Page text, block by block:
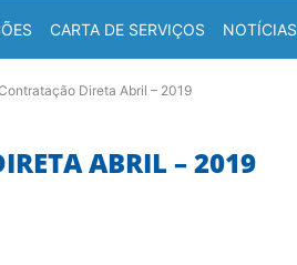
CARTA DE SERVIÇOS NOTÍCIAS
Direta Abril – 2019
ABRIL – 2019